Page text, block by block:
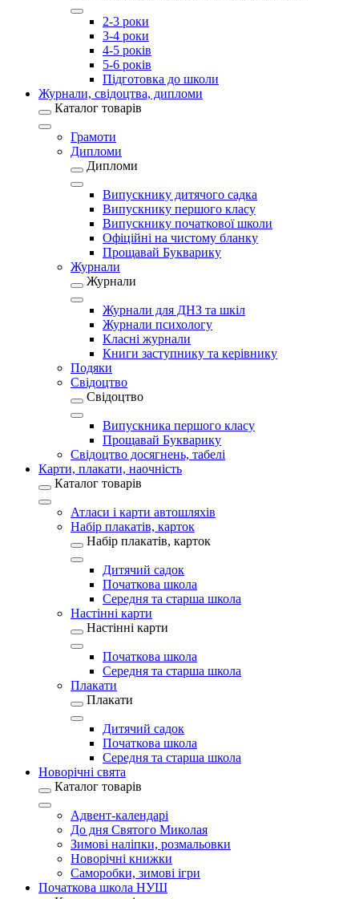
2-3 роки
3-4 роки
4-5 років
5-6 років
Підготовка до школи
Журнали, свідоцтва, дипломи
Каталог товарів
Грамоти
Дипломи
Дипломи
Випускнику дитячого садка
Випускнику першого класу
Випускнику початкової школи
Офіційні на чистому бланку
Прощавай Букварику
Журнали
Журнали
Журнали для ДНЗ та шкіл
Журнали психологу
Класні журнали
Книги заступнику та керівнику
Подяки
Свідоцтво
Свідоцтво
Випускника першого класу
Прощавай Букварику
Свідоцтво досягнень, табелі
Карти, плакати, наочність
Каталог товарів
Атласи і карти автошляхів
Набір плакатів, карток
Набір плакатів, карток
Дитячий садок
Початкова школа
Середня та старша школа
Настінні карти
Настінні карти
Початкова школа
Середня та старша школа
Плакати
Плакати
Дитячий садок
Початкова школа
Середня та старша школа
Новорічні свята
Каталог товарів
Адвент-календарі
До дня Святого Миколая
Зимові наліпки, розмальовки
Новорічні книжки
Саморобки, зимові ігри
Початкова школа НУШ